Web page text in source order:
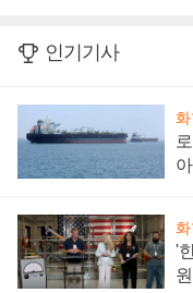
인기기사
화
화
'